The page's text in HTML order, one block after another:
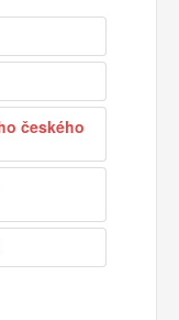
českého